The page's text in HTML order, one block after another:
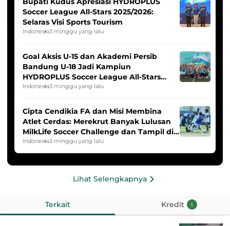
Soccer League All-Stars 2025/2026:
Selaras Visi Sports Tourism
Indonesia3 minggu yang lalu
Goal Aksis U-15 dan Akademi Persib
Bandung U-18 Jadi Kampiun
HYDROPLUS Soccer League All-Stars
2025/2026
Indonesia3 minggu yang lalu
Cipta Cendikia FA dan Misi Membina
Atlet Cerdas: Merekrut Banyak Lulusan
MilkLife Soccer Challenge dan Tampil di
HYDROPLUS Soccer League
Indonesia3 minggu yang lalu
Lihat Selengkapnya
Terkait Kredit 1